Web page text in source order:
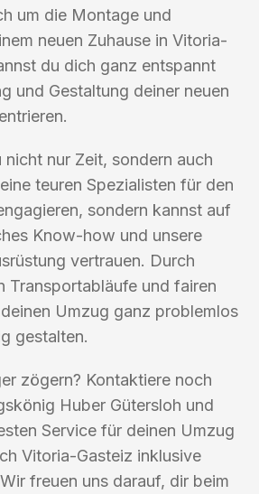
um die Montage und
neuen Zuhause in Vitoria-
du dich ganz entspannt
und Gestaltung deiner neuen
nur Zeit, sondern auch
teuren Spezialisten für den
sondern kannst auf
Know-how und unsere
vertrauen. Durch
Transportabläufe und fairen
Umzug ganz problemlos
gestalten.
zögern? Kontaktiere noch
Huber Gütersloh und
Service für deinen Umzug
Vitoria-Gasteiz inklusive
freuen uns darauf, dir beim